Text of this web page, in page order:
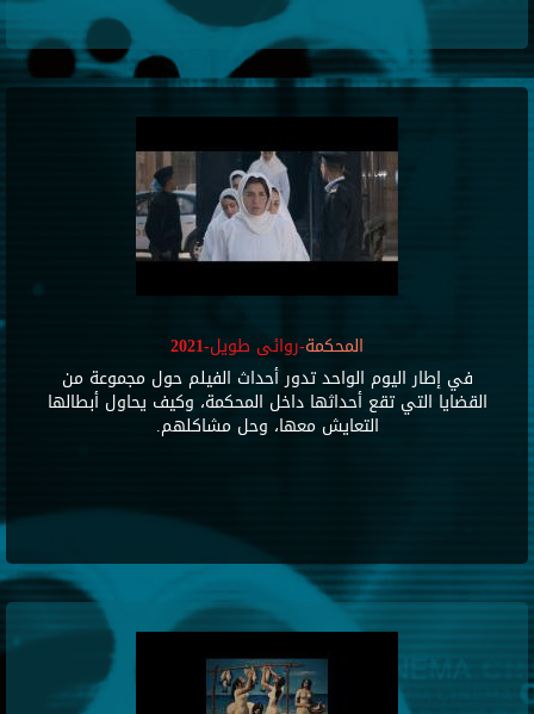
المحكمة-روائى طويل-2021
في إطار اليوم الواحد تدور أحداث الفيلم حول مجموعة من
القضايا التي تقع أحداثها داخل المحكمة، وكيف يحاول أبطالها
التعايش معها، وحل مشاكلهم.